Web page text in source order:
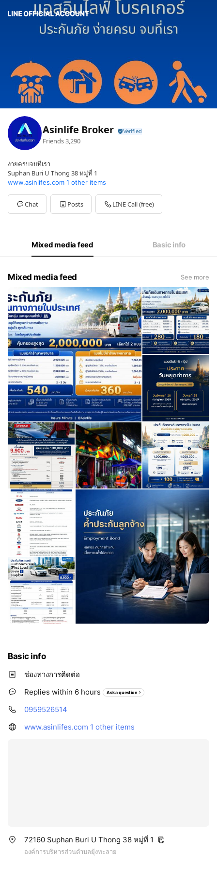
Asinlife Broker
Friends3,290
ง่ายครบจบที่เรา
Suphan Buri U Thong 38 หมู่ที่ 1
www.asinlifes.com 1 other items
Chat Posts LINE Call (free)
Mixed media feed Basic info
Mixed media feed See more
Basic info
ช่องทางการติดต่อ
Replies within 6 hours
Ask a question
0959526514
www.asinlifes.com 1 other items
72160 Suphan Buri U Thong 38 หมู่ที่ 1
องค์การบริหารส่วนตำบลยุ้งทะลาย